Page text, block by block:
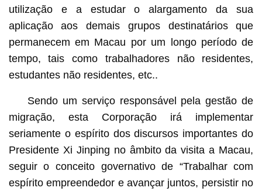
utilização e a estudar o alargamento da sua
aplicação aos demais grupos destinatários que
permanecem em Macau por um longo período de
tempo, tais como trabalhadores não residentes,
estudantes não residentes, etc..
Sendo um serviço responsável pela gestão de
migração, esta Corporação irá implementar
seriamente o espírito dos discursos importantes do
Presidente Xi Jinping no âmbito da visita a Macau,
seguir o conceito governativo de “Trabalhar com
espírito empreendedor e avançar juntos, persistir no